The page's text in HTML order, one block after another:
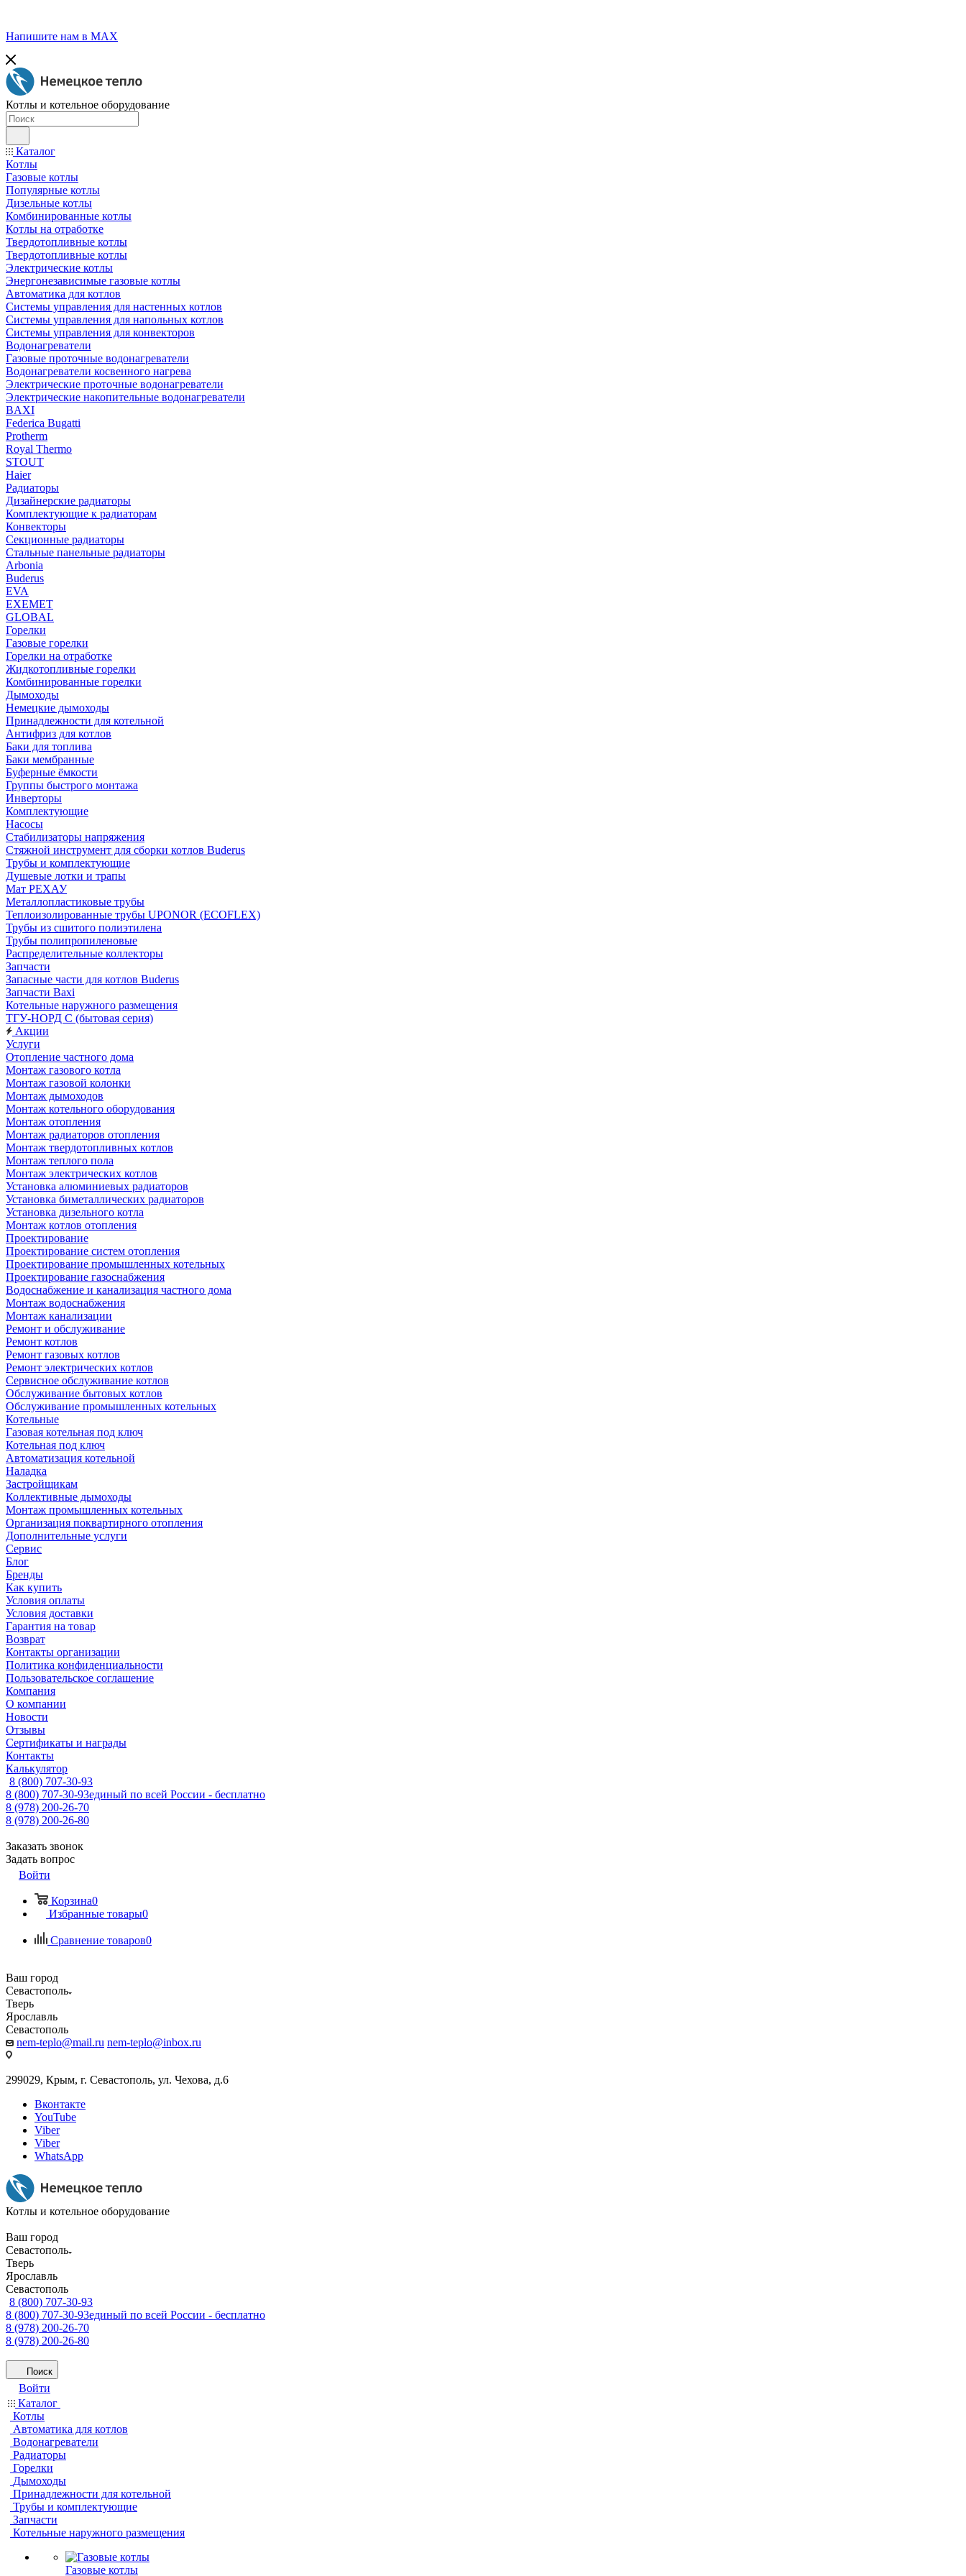
Напишите нам в МАХ
Котлы и котельное оборудование
Каталог
Котлы
Газовые котлы
Популярные котлы
Дизельные котлы
Комбинированные котлы
Котлы на отработке
Твердотопливные котлы
Твердотопливные котлы
Электрические котлы
Энергонезависимые газовые котлы
Автоматика для котлов
Системы управления для настенных котлов
Системы управления для напольных котлов
Системы управления для конвекторов
Водонагреватели
Газовые проточные водонагреватели
Водонагреватели косвенного нагрева
Электрические проточные водонагреватели
Электрические накопительные водонагреватели
BAXI
Federica Bugatti
Protherm
Royal Thermo
STOUT
Haier
Радиаторы
Дизайнерские радиаторы
Комплектующие к радиаторам
Конвекторы
Секционные радиаторы
Стальные панельные радиаторы
Arbonia
Buderus
EVA
EXEMET
GLOBAL
Горелки
Газовые горелки
Горелки на отработке
Жидкотопливные горелки
Комбинированные горелки
Дымоходы
Немецкие дымоходы
Принадлежности для котельной
Антифриз для котлов
Баки для топлива
Баки мембранные
Буферные ёмкости
Группы быстрого монтажа
Инверторы
Комплектующие
Насосы
Стабилизаторы напряжения
Стяжной инструмент для сборки котлов Buderus
Трубы и комплектующие
Душевые лотки и трапы
Мат РЕХАУ
Металлопластиковые трубы
Теплоизолированные трубы UPONOR (ECOFLEX)
Трубы из сшитого полиэтилена
Трубы полипропиленовые
Распределительные коллекторы
Запчасти
Запасные части для котлов Buderus
Запчасти Baxi
Котельные наружного размещения
ТГУ-НОРД С (бытовая серия)
Акции
Услуги
Отопление частного дома
Монтаж газового котла
Монтаж газовой колонки
Монтаж дымоходов
Монтаж котельного оборудования
Монтаж отопления
Монтаж радиаторов отопления
Монтаж твердотопливных котлов
Монтаж теплого пола
Монтаж электрических котлов
Установка алюминиевых радиаторов
Установка биметаллических радиаторов
Установка дизельного котла
Монтаж котлов отопления
Проектирование
Проектирование систем отопления
Проектирование промышленных котельных
Проектирование газоснабжения
Водоснабжение и канализация частного дома
Монтаж водоснабжения
Монтаж канализации
Ремонт и обслуживание
Ремонт котлов
Ремонт газовых котлов
Ремонт электрических котлов
Сервисное обслуживание котлов
Обслуживание бытовых котлов
Обслуживание промышленных котельных
Котельные
Газовая котельная под ключ
Котельная под ключ
Автоматизация котельной
Наладка
Застройщикам
Коллективные дымоходы
Монтаж промышленных котельных
Организация поквартирного отопления
Дополнительные услуги
Сервис
Блог
Бренды
Как купить
Условия оплаты
Условия доставки
Гарантия на товар
Возврат
Контакты организации
Политика конфиденциальности
Пользовательское соглашение
Компания
О компании
Новости
Отзывы
Сертификаты и награды
Контакты
Калькулятор
8 (800) 707-30-93
8 (800) 707-30-93единый по всей России - бесплатно
8 (978) 200-26-70
8 (978) 200-26-80
Заказать звонок
Задать вопрос
Войти
Корзина0
Избранные товары0
Сравнение товаров0
Ваш город
Севастополь
Тверь
Ярославль
Севастополь
nem-teplo@mail.ru nem-teplo@inbox.ru
299029, Крым, г. Севастополь, ул. Чехова, д.6
Вконтакте
YouTube
Viber
Viber
WhatsApp
Котлы и котельное оборудование
Ваш город
Севастополь
Тверь
Ярославль
Севастополь
8 (800) 707-30-93
8 (800) 707-30-93единый по всей России - бесплатно
8 (978) 200-26-70
8 (978) 200-26-80
Поиск
Войти
Каталог
Котлы
Автоматика для котлов
Водонагреватели
Радиаторы
Горелки
Дымоходы
Принадлежности для котельной
Трубы и комплектующие
Запчасти
Котельные наружного размещения
Газовые котлы